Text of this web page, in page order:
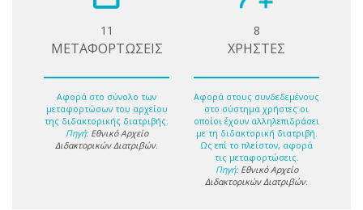
11
ΜΕΤΑΦΟΡΤΩΣΕΙΣ
Αφορά στο σύνολο των
μεταφορτώσων του αρχείου
της διδακτορικής διατριβής.
Πηγή: Εθνικό Αρχείο
Διδακτορικών Διατριβών.
8
ΧΡΗΣΤΕΣ
Αφορά στους συνδεδεμένους
στο σύστημα χρήστες οι
οποίοι έχουν αλληλεπιδράσει
με τη διδακτορική διατριβή.
Ως επί το πλείστον, αφορά
τις μεταφορτώσεις.
Πηγή: Εθνικό Αρχείο
Διδακτορικών Διατριβών.